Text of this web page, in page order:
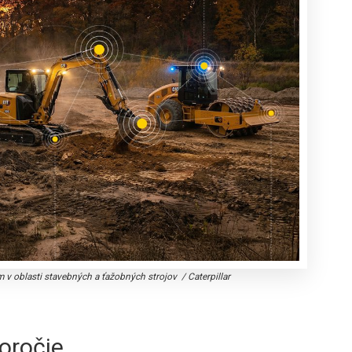
v oblasti stavebných a ťažobných strojov /Caterpillar